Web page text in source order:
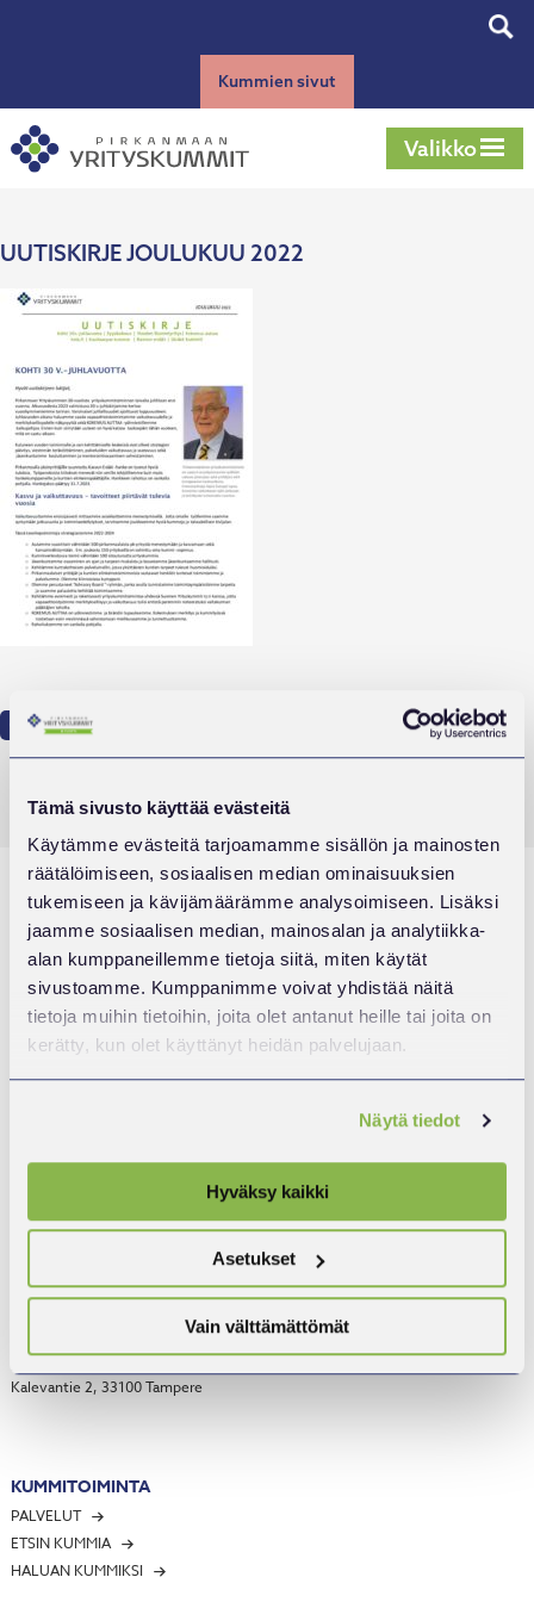
Tämä sivusto käyttää evästeitä
Käytämme evästeitä tarjoamamme sisällön ja mainosten
räätälöimiseen, sosiaalisen median ominaisuuksien
tukemiseen ja kävijämäärämme analysoimiseen. Lisäksi
jaamme sosiaalisen median, mainosalan ja analytiikka-
alan kumppaneillemme tietoja siitä, miten käytät
sivustoamme. Kumppanimme voivat yhdistää näitä
tietoja muihin tietoihin, joita olet antanut heille tai joita on
kerätty, kun olet käyttänyt heidän palvelujaan.
Näytä tiedot
Hyväksy kaikki
Asetukset
Vain välttämättömät
Valikko
Kummien sivut
UUTISKIRJE JOULUKUU 2022
Artikkelien
selaus
EDELLINEN
UUTISKIRJE
TOIMINNANJOHTAJA
Kalevantie 2, 33100 Tampere
KUMMITOIMINTA
PALVELUT
ETSIN KUMMIA
HALUAN KUMMIKSI